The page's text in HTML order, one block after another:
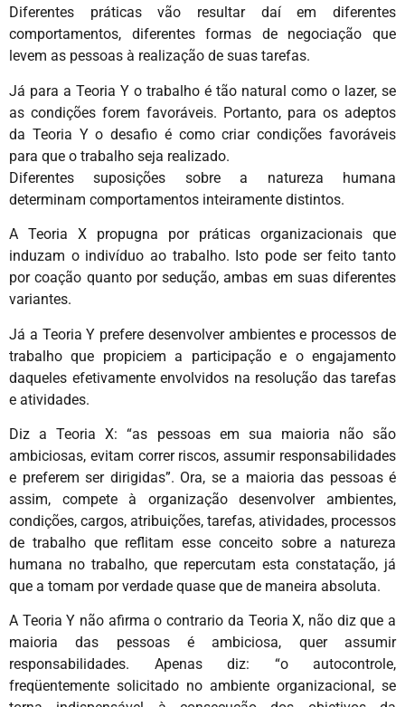
Diferentes práticas vão resultar daí em diferentes
comportamentos, diferentes formas de negociação que
levem as pessoas à realização de suas tarefas.
Já para a Teoria Y o trabalho é tão natural como o lazer, se
as condições forem favoráveis. Portanto, para os adeptos
da Teoria Y o desafio é como criar condições favoráveis
para que o trabalho seja realizado.
Diferentes suposições sobre a natureza humana
determinam comportamentos inteiramente distintos.
A Teoria X propugna por práticas organizacionais que
induzam o indivíduo ao trabalho. Isto pode ser feito tanto
por coação quanto por sedução, ambas em suas diferentes
variantes.
Já a Teoria Y prefere desenvolver ambientes e processos de
trabalho que propiciem a participação e o engajamento
daqueles efetivamente envolvidos na resolução das tarefas
e atividades.
Diz a Teoria X: “as pessoas em sua maioria não são
ambiciosas, evitam correr riscos, assumir responsabilidades
e preferem ser dirigidas”. Ora, se a maioria das pessoas é
assim, compete à organização desenvolver ambientes,
condições, cargos, atribuições, tarefas, atividades, processos
de trabalho que reflitam esse conceito sobre a natureza
humana no trabalho, que repercutam esta constatação, já
que a tomam por verdade quase que de maneira absoluta.
A Teoria Y não afirma o contrario da Teoria X, não diz que a
maioria das pessoas é ambiciosa, quer assumir
responsabilidades. Apenas diz: “o autocontrole,
freqüentemente solicitado no ambiente organizacional, se